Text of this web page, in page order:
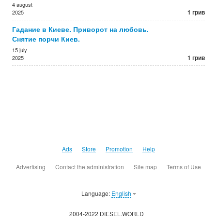
4 august
2025
1 грив
Гадание в Киеве. Приворот на любовь.
Снятие порчи Киев.
15 july
2025
1 грив
Ads Store Promotion Help
Advertising Contact the administration Site map Terms of Use
Language: English
2004-2022 DIESEL.WORLD